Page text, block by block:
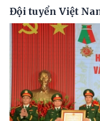
Đội tuyển Việt